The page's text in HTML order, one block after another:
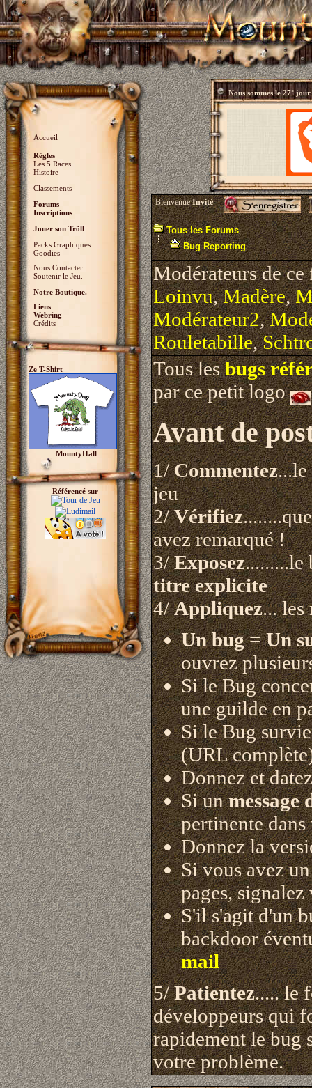
Accueil
Règles
Les 5 Races
Histoire
Classements
Forums
Inscriptions
Jouer son Trõll
Packs Graphiques
Goodies
Nous Contacter
Soutenir le Jeu.
Notre Boutique.
Liens
Webring
Crédits
Ze T-Shirt
MountyHall
Référencé sur
Nous sommes le27° jour
BienvenueInvité
Tous les Forums
Bug Reporting
Modérateurs de
Loinvu,Madère,
Modérateur2,
Rouletabille,
Tous lesbugs
par ce petit logo
Avant de
1/Commentez
jeu
2/Vérifiez
avez remarqué !
3/Exposez.........le
titre explicite
4/Appliquez... les
Un bug = Un
ouvrez
Si le Bug
une guilde en
Si le Bug
(URL
Donnez et
Si unmessage
pertinente dans
Donnez la
Si vous avez
pages,
S'il s'agit d'un
backdoor
mail
5/Patientez..... le
développeurs qui
rapidement le bug
votre problème.